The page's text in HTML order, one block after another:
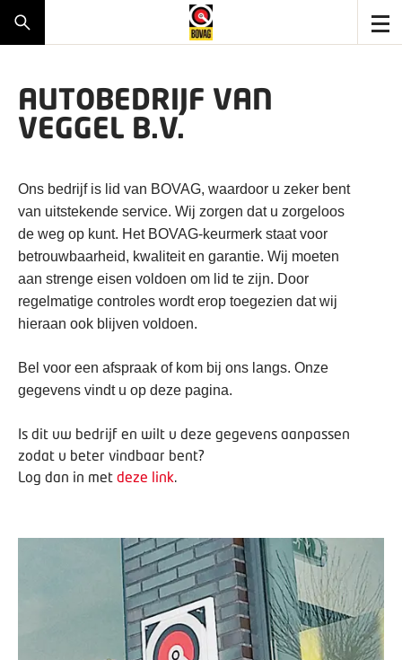
AUTOBEDRIJF VAN
VEGGEL B.V.
Ons bedrijf is lid van BOVAG, waardoor u zeker bent
van uitstekende service. Wij zorgen dat u zorgeloos
de weg op kunt. Het BOVAG-keurmerk staat voor
betrouwbaarheid, kwaliteit en garantie. Wij moeten
aan strenge eisen voldoen om lid te zijn. Door
regelmatige controles wordt erop toegezien dat wij
hieraan ook blijven voldoen.
Bel voor een afspraak of kom bij ons langs. Onze
gegevens vindt u op deze pagina.
Is dit uw bedrijf en wilt u deze gegevens aanpassen
zodat u beter vindbaar bent?
Log dan in met deze link.